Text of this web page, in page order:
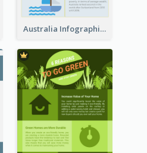
Australia Infographic